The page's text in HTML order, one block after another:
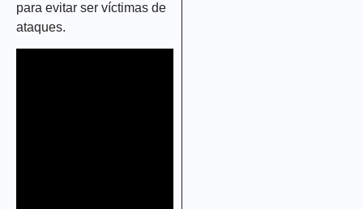
para evitar ser víctimas de
ataques.